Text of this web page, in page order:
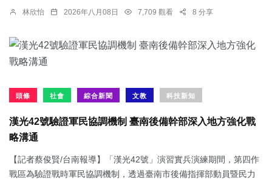
林欣怡 2026年八月08日 7,709 觀看 8 分享
頭條 社會 綜合新聞 文教 科技新知
漢光42號驗證軍民協調機制 臺南後備幹部深入地方強化戰
略溝通
【記者蔡俊賢/台南報導】「漢光42號」演習實兵演練期間，第四作
戰區為驗證戰時軍民協調機制，透過臺南市後備指揮部動員暨民力